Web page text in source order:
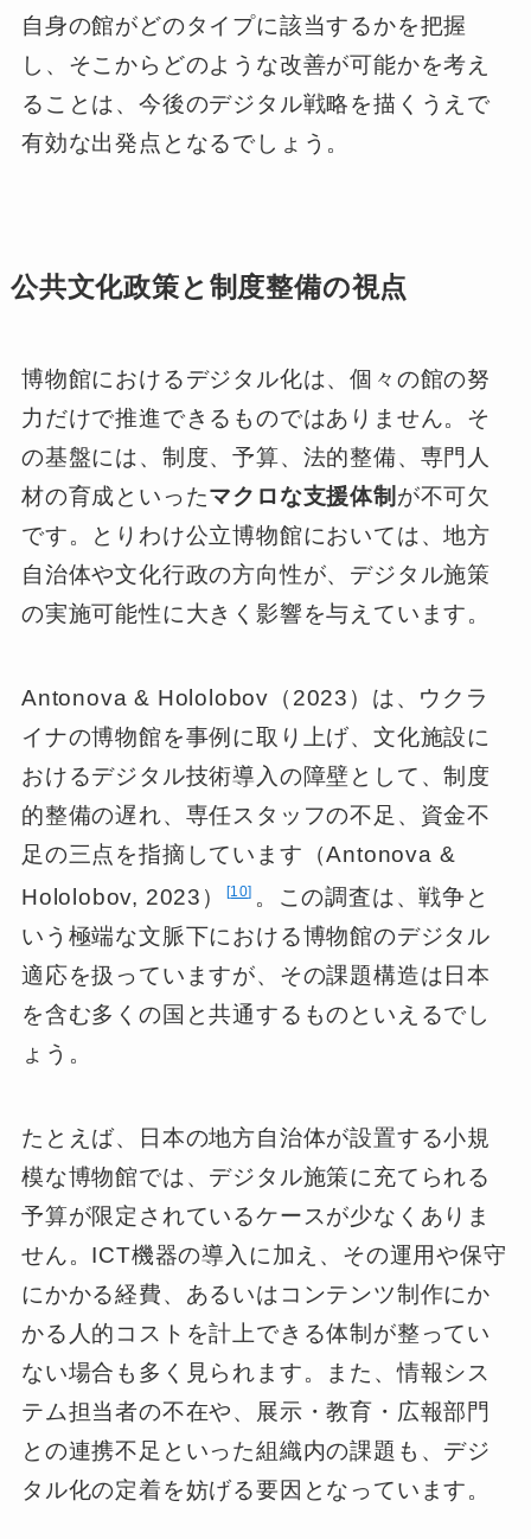
自身の館がどのタイプに該当するかを把握
し、そこからどのような改善が可能かを考え
ることは、今後のデジタル戦略を描くうえで
有効な出発点となるでしょう。
公共文化政策と制度整備の視点
博物館におけるデジタル化は、個々の館の努
力だけで推進できるものではありません。そ
の基盤には、制度、予算、法的整備、専門人
材の育成といったマクロな支援体制 が不可欠
です。とりわけ公立博物館においては、地方
自治体や文化行政の方向性が、デジタル施策
の実施可能性に大きく影響を与えています。
Antonova & Hololobov（2023）は、ウクラ
イナの博物館を事例に取り上げ、文化施設に
おけるデジタル技術導入の障壁として、制度
的整備の遅れ、専任スタッフの不足、資金不
足の三点を指摘しています（Antonova &
Hololobov, 2023）
10 。この調査は、戦争と
いう極端な文脈下における博物館のデジタル
適応を扱っていますが、その課題構造は日本
を含む多くの国と共通するものといえるでし
ょう。
たとえば、日本の地方自治体が設置する小規
模な博物館では、デジタル施策に充てられる
予算が限定されているケースが少なくありま
せん。ICT機器の導入に加え、その運用や保守
にかかる経費、あるいはコンテンツ制作にか
かる人的コストを計上できる体制が整ってい
ない場合も多く見られます。また、情報シス
テム担当者の不在や、展示・教育・広報部門
との連携不足といった組織内の課題も、デジ
タル化の定着を妨げる要因となっています。